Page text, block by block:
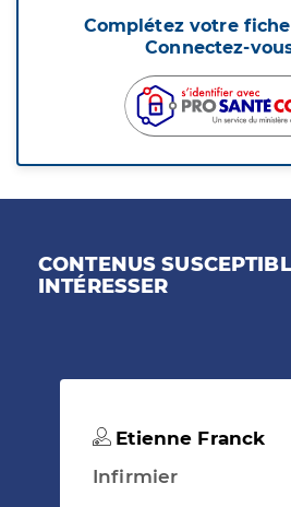
Complétez votre
Connectez-
CONTENUS
INTÉRESSER
Etienne Franck
Infirmier